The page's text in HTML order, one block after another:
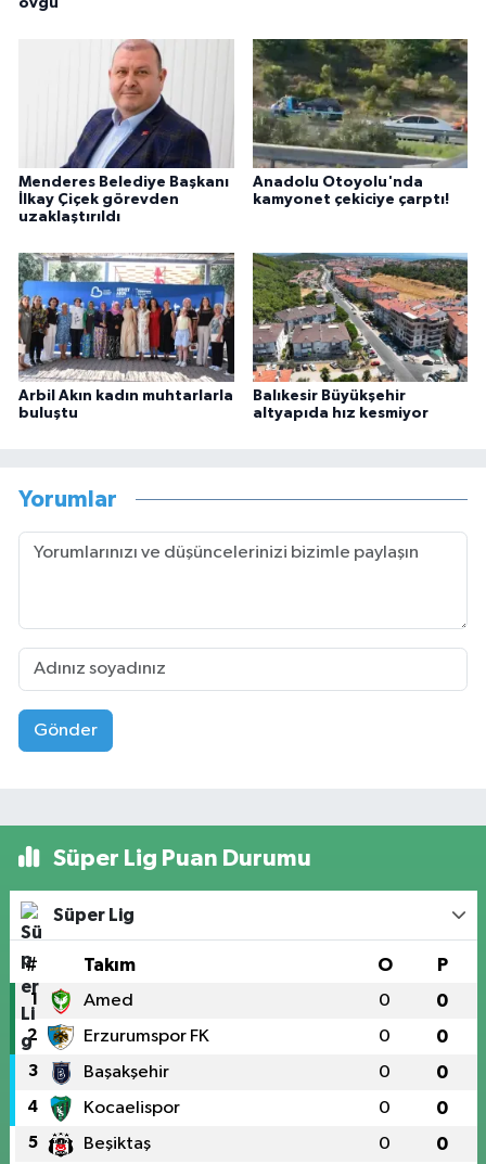
övgü
Menderes Belediye Başkanı
İlkay Çiçek görevden
uzaklaştırıldı
Anadolu Otoyolu'nda
kamyonet çekiciye çarptı!
Arbil Akın kadın muhtarlarla
buluştu
Balıkesir Büyükşehir
altyapıda hız kesmiyor
Yorumlar
Gönder
Süper Lig Puan Durumu
Süper Lig
# Takım O P
1 Amed 0 0
2 Erzurumspor FK 0 0
3 Başakşehir 0 0
4 Kocaelispor 0 0
5 Beşiktaş 0 0